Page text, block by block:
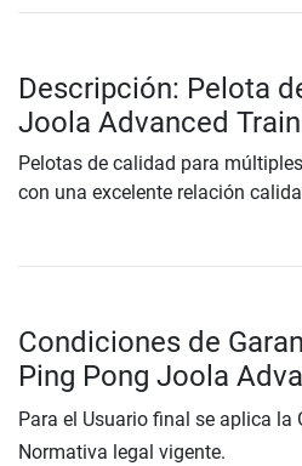
Descripción: Pelota
Joola Advanced
Pelotas de calidad para
con una excelente relación
Condiciones de
Ping Pong Joola
Para el Usuario final se aplica la
Normativa legal vigente.